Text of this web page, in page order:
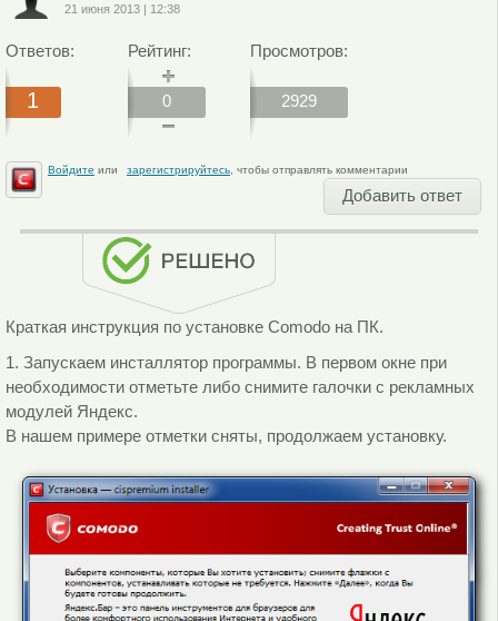
21 июня 2013| 12:38
Ответов:
1
Рейтинг:
0
Просмотров:
2929
Войдите или зарегистрируйтесь, чтобы отправлять комментарии
Добавить ответ
Краткая инструкция по установке Comodo на ПК.
1. Запускаем инсталлятор программы. В первом окне при
необходимости отметьте либо снимите галочки с рекламных
модулей Яндекс.
В нашем примере отметки сняты, продолжаем установку.